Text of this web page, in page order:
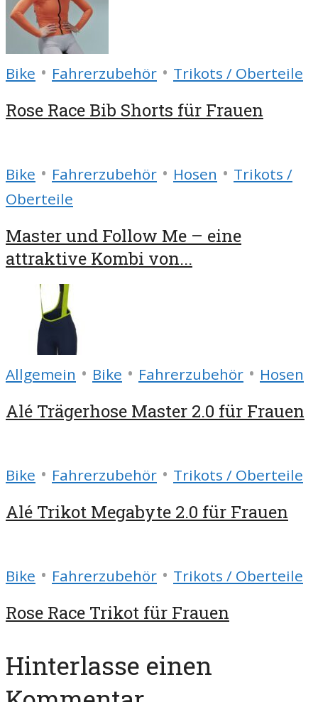
Bike • Fahrerzubehör • Trikots / Oberteile
Rose Race Bib Shorts für Frauen
Bike • Fahrerzubehör • Hosen • Trikots /
Oberteile
Master und Follow Me – eine
attraktive Kombi von...
Allgemein • Bike • Fahrerzubehör • Hosen
Alé Trägerhose Master 2.0 für Frauen
Bike • Fahrerzubehör • Trikots / Oberteile
Alé Trikot Megabyte 2.0 für Frauen
Bike • Fahrerzubehör • Trikots / Oberteile
Rose Race Trikot für Frauen
Hinterlasse einen